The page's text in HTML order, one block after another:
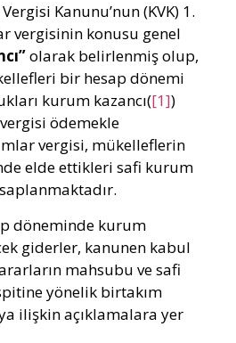
Kanunu’nun (KVK) 1.
vergisinin konusu genel
olarak belirlenmiş olup,
bir hesap dönemi
kurum kazancı([1])
ödemekle
vergisi, mükelleflerin
elde ettikleri safi kurum
döneminde kurum
giderler, kanunen kabul
mahsubu ve safi
yönelik birtakım
ilişkin açıklamalara yer